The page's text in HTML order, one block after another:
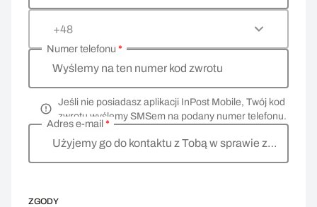
+48
Wyślemy na ten numer kod zwrotu
Numer telefonu *
Jeśli nie posiadasz aplikacji InPost Mobile, Twój kod
zwrotu wyślemy SMSem na podany numer telefonu.
Użyjemy go do kontaktu z Tobą w sprawie zwrotu
Adres e-mail *
ZGODY